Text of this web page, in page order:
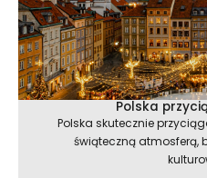
Polska
Polska skutecznie
świąteczną atmosferą,